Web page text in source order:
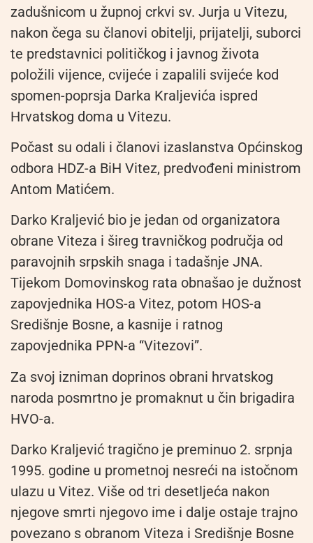
zadušnicom u župnoj crkvi sv. Jurja u Vitezu,
nakon čega su članovi obitelji, prijatelji, suborci
te predstavnici političkog i javnog života
položili vijence, cvijeće i zapalili svijeće kod
spomen-poprsja Darka Kraljevića ispred
Hrvatskog doma u Vitezu.
Počast su odali i članovi izaslanstva Općinskog
odbora HDZ-a BiH Vitez, predvođeni ministrom
Antom Matićem.
Darko Kraljević bio je jedan od organizatora
obrane Viteza i šireg travničkog područja od
paravojnih srpskih snaga i tadašnje JNA.
Tijekom Domovinskog rata obnašao je dužnost
zapovjednika HOS-a Vitez, potom HOS-a
Središnje Bosne, a kasnije i ratnog
zapovjednika PPN-a “Vitezovi”.
Za svoj izniman doprinos obrani hrvatskog
naroda posmrtno je promaknut u čin brigadira
HVO-a.
Darko Kraljević tragično je preminuo 2. srpnja
1995. godine u prometnoj nesreći na istočnom
ulazu u Vitez. Više od tri desetljeća nakon
njegove smrti njegovo ime i dalje ostaje trajno
povezano s obranom Viteza i Središnje Bosne